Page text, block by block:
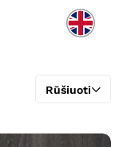
Rūšiuoti